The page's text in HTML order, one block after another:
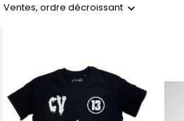
Ventes, ordre décroissant